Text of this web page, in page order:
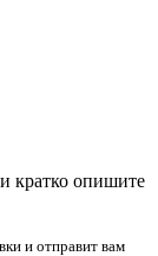
кратко опишите
и отправит вам